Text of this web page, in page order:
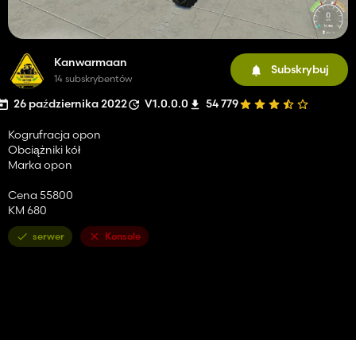
Kanwarmaan
14 subskrybentów
Subskrybuj
26 października 2022 V1.0.0.0 54 779
Kogrufracja opon
Obciążniki kół
Marka opon
Cena 55800
KM 680
serwer Konsole